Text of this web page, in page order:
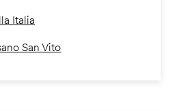
Italia
San Vito